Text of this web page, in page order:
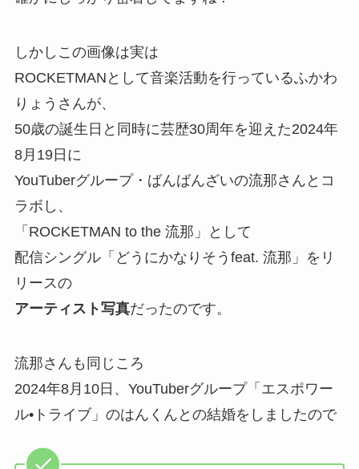
しかしこの画像は実は
ROCKETMANとして音楽活動を行っているふかわ
りょうさんが、
50歳の誕生日と同時に芸歴30周年を迎えた2024年
8月19日に
YouTuberグループ・ばんばんざいの流那さんとコ
ラボし、
「ROCKETMAN to the 流那」として
配信シングル「どうにかなりそうfeat. 流那」をリ
リースの
アーティスト写真だったのです。
流那さんも同じころ
2024年8月10日、YouTuberグループ「エスポワー
ル•トライブ」のはんくんとの結婚をしましたので